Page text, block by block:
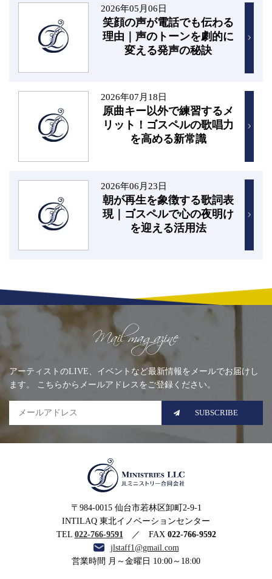
2026年05月06日
笑顔の声が電話でも伝わる
理由｜声のトーンを劇的に
変える発声の秘訣
2026年07月18日
原曲キー以外で練習するメ
リット！ゴスペルの歌唱力
を高める新常識
2026年06月23日
朝が再生を象徴する歌詞表
現｜ゴスペルで心の夜明け
を迎える活用法
アーティストのLIVE、イベントなど最新情報をメールでお届けし
ます。 こちらからメールアドレスをご登録ください。
SUBSCRIBE
ストリー合同会社
〒984-0015 仙台市若林区卸町2-9-1
INTILAQ 東北イノベーションセンター
TEL 022-766-9591 ／ FAX 022-766-9592
jlstaff1@gmail.com
営業時間 月～金曜日 10:00～18:00